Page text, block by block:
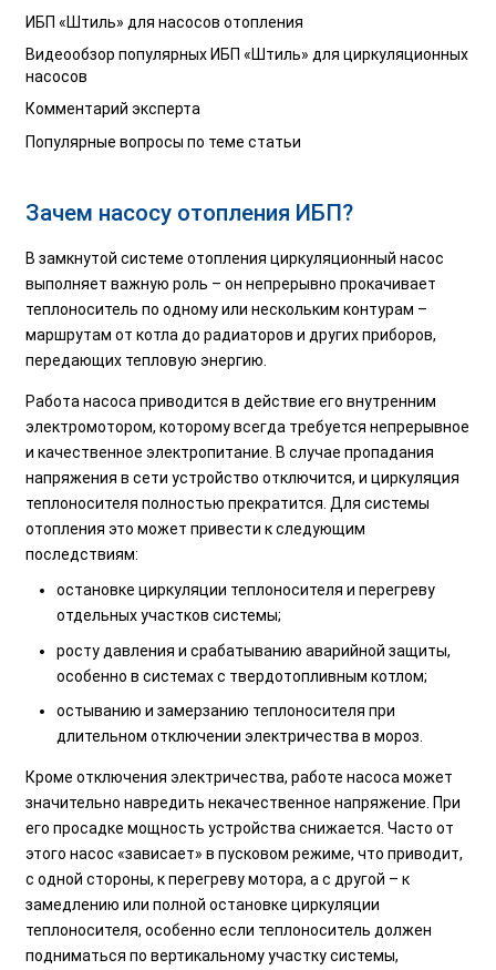
ИБП «Штиль» для насосов отопления
Видеообзор популярных ИБП «Штиль» для циркуляционных
насосов
Комментарий эксперта
Популярные вопросы по теме статьи
Зачем насосу отопления ИБП?
В замкнутой системе отопления циркуляционный насос
выполняет важную роль – он непрерывно прокачивает
теплоноситель по одному или нескольким контурам –
маршрутам от котла до радиаторов и других приборов,
передающих тепловую энергию.
Работа насоса приводится в действие его внутренним
электромотором, которому всегда требуется непрерывное
и качественное электропитание. В случае пропадания
напряжения в сети устройство отключится, и циркуляция
теплоносителя полностью прекратится. Для системы
отопления это может привести к следующим
последствиям:
остановке циркуляции теплоносителя и перегреву
отдельных участков системы;
росту давления и срабатыванию аварийной защиты,
особенно в системах с твердотопливным котлом;
остыванию и замерзанию теплоносителя при
длительном отключении электричества в мороз.
Кроме отключения электричества, работе насоса может
значительно навредить некачественное напряжение. При
его просадке мощность устройства снижается. Часто от
этого насос «зависает» в пусковом режиме, что приводит,
с одной стороны, к перегреву мотора, а с другой – к
замедлению или полной остановке циркуляции
теплоносителя, особенно если теплоноситель должен
подниматься по вертикальному участку системы,